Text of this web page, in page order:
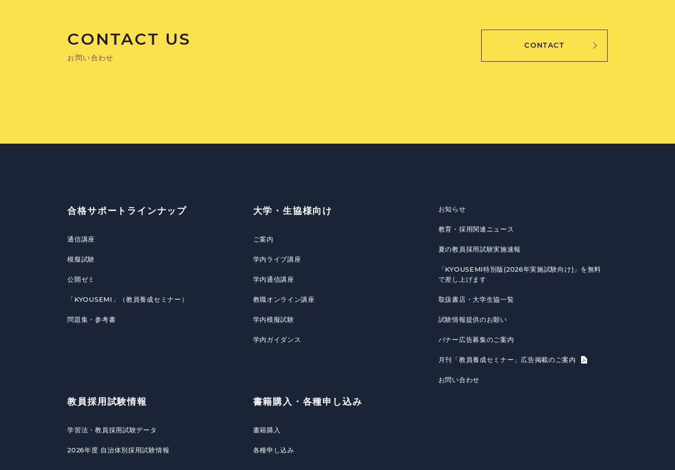
CONTACT US
お問い合わせ
CONTACT
合格サポートラインナップ
通信講座
模擬試験
公開ゼミ
「KYOUSEMI」（教員養成セミナー）
問題集・参考書
教員採用試験情報
学習法・教員採用試験データ
2026年度 自治体別採用試験情報
大学・生協様向け
ご案内
学内ライブ講座
学内通信講座
教職オンライン講座
学内模擬試験
学内ガイダンス
書籍購入・各種申し込み
書籍購入
各種申し込み
お知らせ
教育・採用関連ニュース
夏の教員採用試験実施速報
「KYOUSEMI特別版(2026年実施試験向け)」を無料
で差し上げます
取扱書店・大学生協一覧
試験情報提供のお願い
バナー広告募集のご案内
月刊「教員養成セミナー」広告掲載のご案内
お問い合わせ